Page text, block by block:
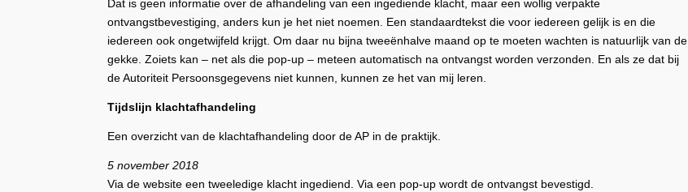
Dat is geen informatie over de afhandeling van een ingediende klacht, maar een wollig verpakte
ontvangstbevestiging, anders kun je het niet noemen. Een standaardtekst die voor iedereen gelijk is en die
iedereen ook ongetwijfeld krijgt. Om daar nu bijna tweeënhalve maand op te moeten wachten is natuurlijk van de
gekke. Zoiets kan – net als die pop-up – meteen automatisch na ontvangst worden verzonden. En als ze dat bij
de Autoriteit Persoonsgegevens niet kunnen, kunnen ze het van mij leren.
Tijdslijn klachtafhandeling
Een overzicht van de klachtafhandeling door de AP in de praktijk.
5 november 2018
Via de website een tweeledige klacht ingediend. Via een pop-up wordt de ontvangst bevestigd.